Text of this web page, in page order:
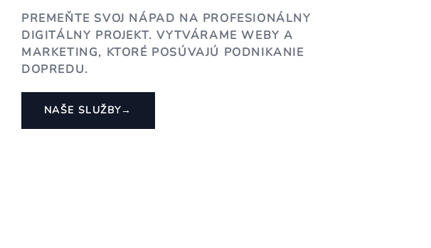
PREMEŇTE SVOJ NÁPAD NA PROFESIONÁLNY
DIGITÁLNY PROJEKT. VYTVÁRAME WEBY A
MARKETING, KTORÉ POSÚVAJÚ PODNIKANIE
DOPREDU.
NAŠE SLUŽBY→